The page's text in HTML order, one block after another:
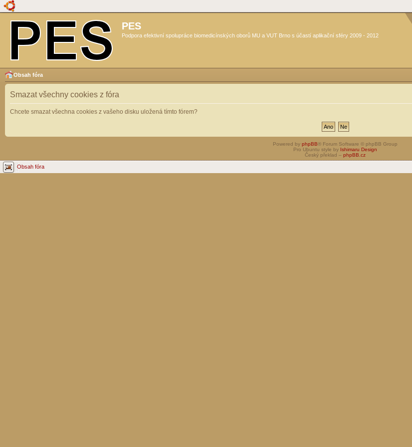
PES
Podpora efektivní spolupráce biomedicínských oborů MU a VUT Brno s účastí aplikační sféry 2009 - 2012
Obsah fóra
Smazat všechny cookies z fóra
Chcete smazat všechna cookies z vašeho disku uložená tímto fórem?
Powered by phpBB® Forum Software © phpBB Group
Pro Ubuntu style by Ishimaru Design
Český překlad – phpBB.cz
Obsah fóra